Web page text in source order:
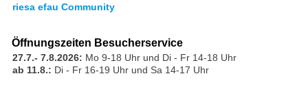
riesa efau Community
Öffnungszeiten Besucherservice
27.7.- 7.8.2026: Mo 9-18 Uhr und Di - Fr 14-18 Uhr
ab 11.8.: Di - Fr 16-19 Uhr und Sa 14-17 Uhr